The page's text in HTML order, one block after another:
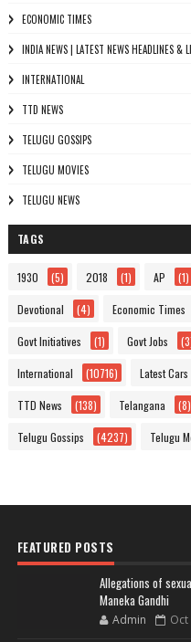
ECONOMIC TIMES
INDIA NEWS | LATEST NEWS HEADLINES &
INTERNATIONAL
TTD NEWS
TELUGU GOSSIPS
TELUGU MOVIES
TELUGU NEWS
TAGS
1930 (5) 2018 (1) AP (1)
Devotional (4) Economic Times
Govt Initiatives (1) Govt Jobs
International (10716) Latest Cars
TTD News (138) Telangana (8)
Telugu Gossips (4237) Telugu
FEATURED POSTS
Allegations of
Maneka Gandhi
Admin Oct